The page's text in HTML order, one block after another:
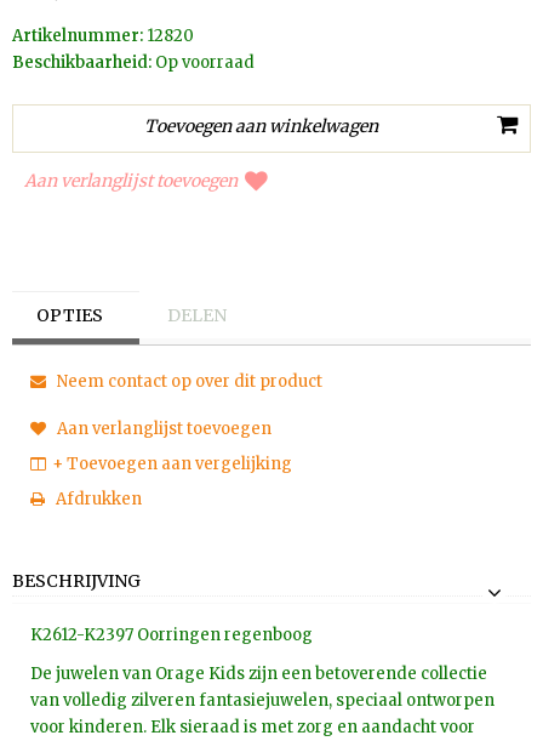
Artikelnummer: 12820
Beschikbaarheid: Op voorraad
Aan verlanglijst toevoegen
OPTIES DELEN
Neem contact op over dit product
Aan verlanglijst toevoegen
+ Toevoegen aan vergelijking
Afdrukken
BESCHRIJVING
K2612-K2397 Oorringen regenboog
De juwelen van Orage Kids zijn een betoverende collectie
van volledig zilveren fantasiejuwelen, speciaal ontworpen
voor kinderen. Elk sieraad is met zorg en aandacht voor